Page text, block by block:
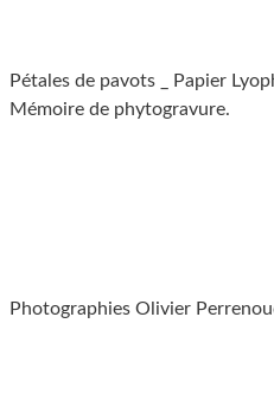
Pétales de pavots _ Papier
Mémoire de phytogravure.
Photographies Olivier